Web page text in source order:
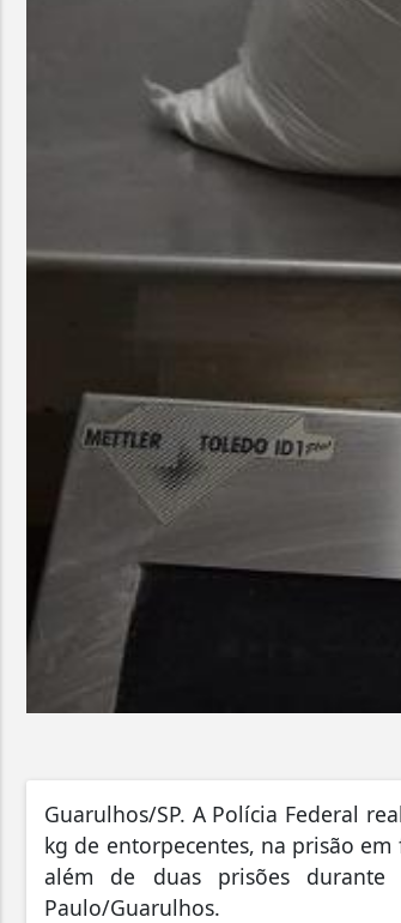
Guarulhos/SP. A Polícia Federal
kg de entorpecentes, na prisão
além de duas prisões durante
Paulo/Guarulhos.